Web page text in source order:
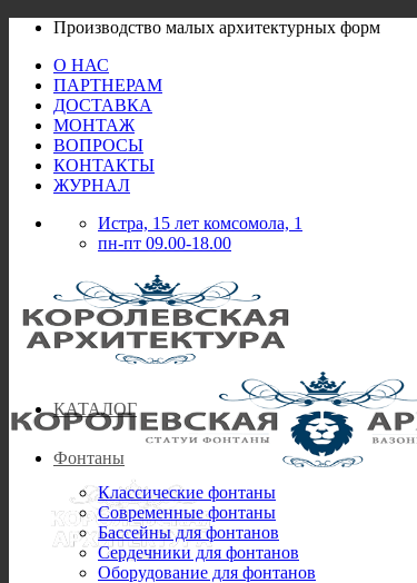
Skip
content
Производство малых архитектурных форм
О НАС
ПАРТНЕРАМ
ДОСТАВКА
МОНТАЖ
ВОПРОСЫ
КОНТАКТЫ
ЖУРНАЛ
Истра, 15 лет комсомола, 1
пн-пт 09.00-18.00
КАТАЛОГ
Фонтаны
Классические фонтаны
Современные фонтаны
Бассейны для фонтанов
Сердечники для фонтанов
Оборудование для фонтанов